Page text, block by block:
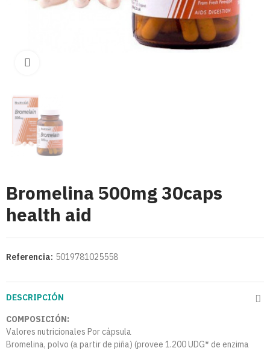
Bromelina 500mg 30caps
health aid
Referencia: 5019781025558
DESCRIPCIÓN
COMPOSICIÓN:
Valores nutricionales Por cápsula
Bromelina, polvo (a partir de piña) (provee 1.200 UDG* de enzima